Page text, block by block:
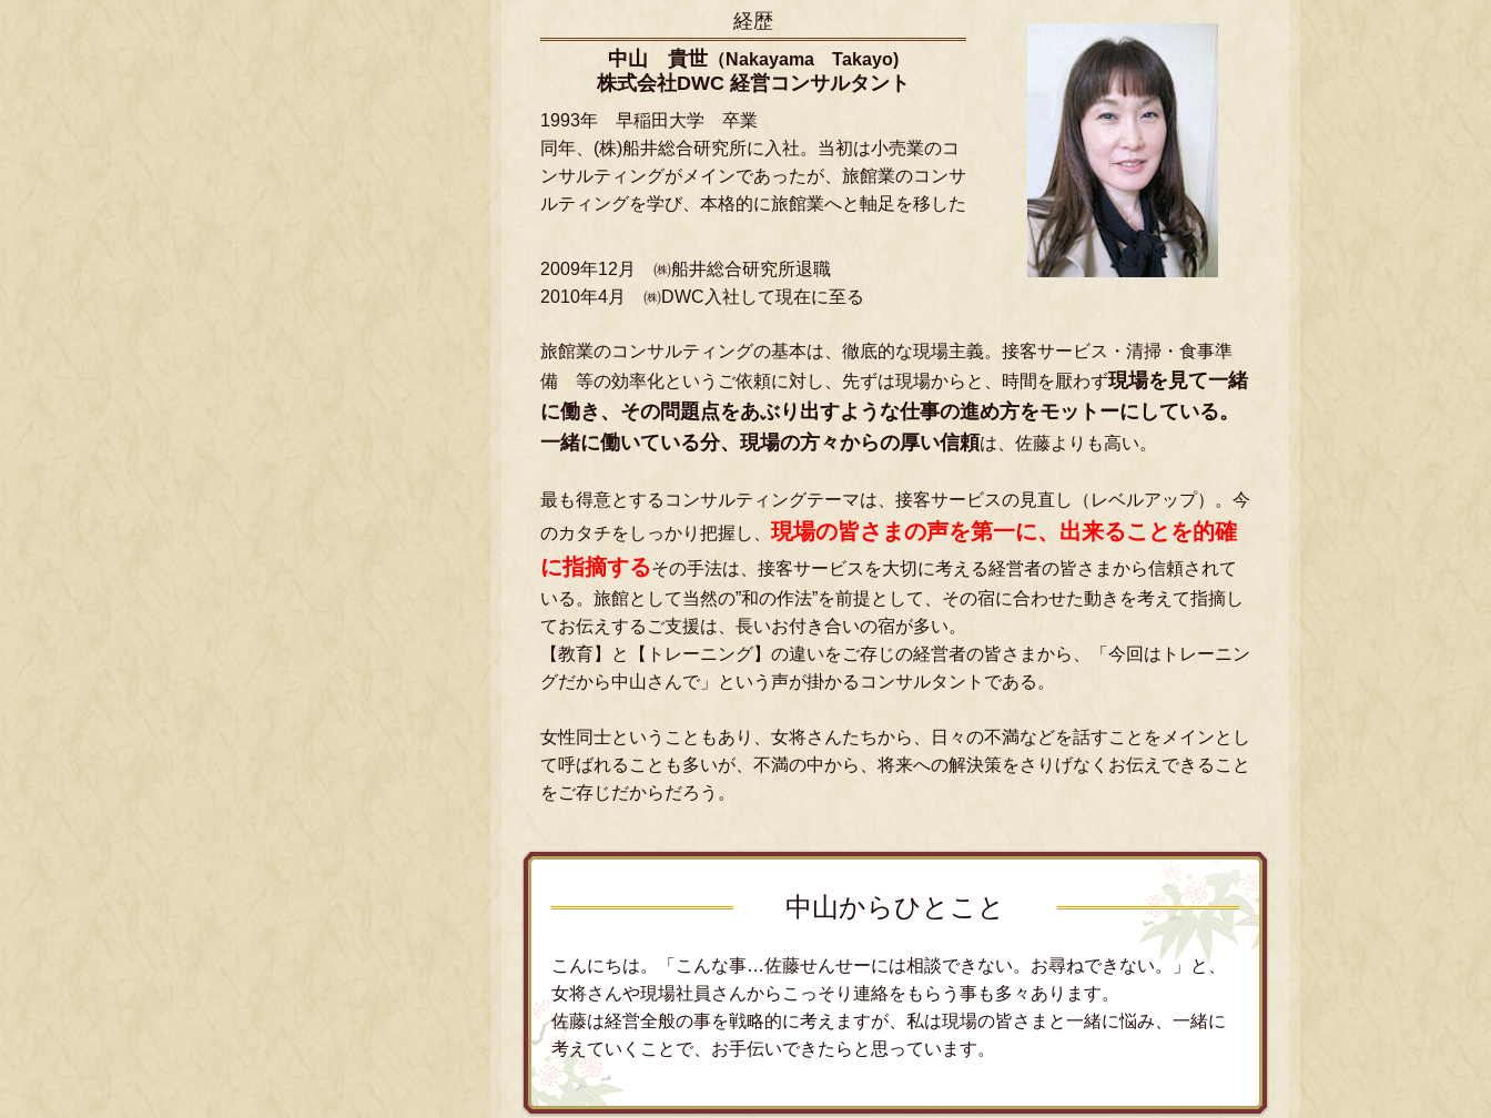
経歴
中山 貴世 （Nakayama Takayo)
株式会社DWC 経営コンサルタント
1993年 早稲田大学 卒業
同年、(株)船井総合研究所に入社。当初は小売業のコ
ンサルティングがメインであったが、旅館業のコンサ
ルティングを学び、本格的に旅館業へと軸足を移した
2009年12月 ㈱船井総合研究所退職
2010年4月 ㈱DWC入社して現在に至る
旅館業のコンサルティングの基本は、徹底的な現場主義。接客サービス・清掃・食事準
備 等の効率化というご依頼に対し、先ずは現場からと、時間を厭わず現場を見て一緒
に働き、その問題点をあぶり出すような仕事の進め方をモットーにしている。
一緒に働いている分、現場の方々からの厚い信頼は、佐藤よりも高い。
最も得意とするコンサルティングテーマは、接客サービスの見直し（レベルアップ）。今
のカタチをしっかり把握し、 現場の皆さまの声を第一に、出来ることを的確
に指摘するその手法は、接客サービスを大切に考える経営者の皆さまから信頼されて
いる。旅館として当然の”和の作法”を前提として、その宿に合わせた動きを考えて指摘し
てお伝えするご支援は、長いお付き合いの宿が多い。
【教育】と【トレーニング】の違いをご存じの経営者の皆さまから、「今回はトレーニン
グだから中山さんで」という声が掛かるコンサルタントである。
女性同士ということもあり、女将さんたちから、日々の不満などを話すことをメインとし
て呼ばれることも多いが、不満の中から、将来への解決策をさりげなくお伝えできること
をご存じだからだろう。
中山からひとこと
こんにちは。「こんな事…佐藤せんせーには相談できない。お尋ねできない。」と、
女将さんや現場社員さんからこっそり連絡をもらう事も多々あります。
佐藤は経営全般の事を戦略的に考えますが、私は現場の皆さまと一緒に悩み、一緒に
考えていくことで、お手伝いできたらと思っています。